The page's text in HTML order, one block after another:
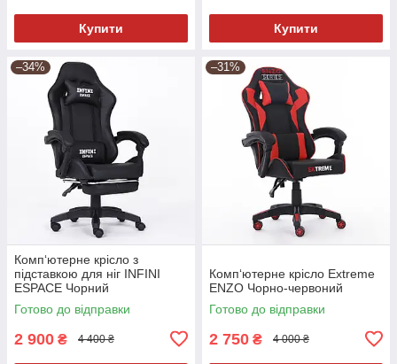
Купити Купити
–34%
Комп‘ютерне крісло з
підставкою для ніг INFINI
ESPACE Чорний
Готово до відправки
2 900 ₴ 4 400 ₴
–31%
Комп‘ютерне крісло Extreme
ENZO Чорно-червоний
Готово до відправки
2 750 ₴ 4 000 ₴